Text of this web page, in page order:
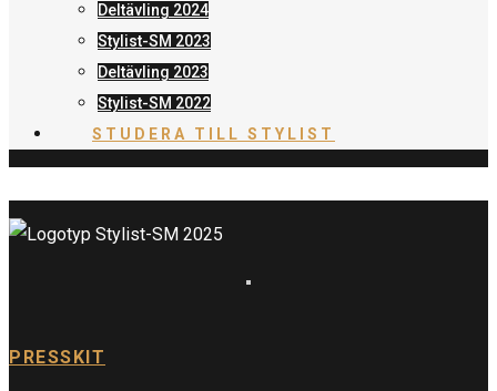
Deltävling 2024
Stylist-SM 2023
Deltävling 2023
Stylist-SM 2022
STUDERA TILL STYLIST
PRESSKIT